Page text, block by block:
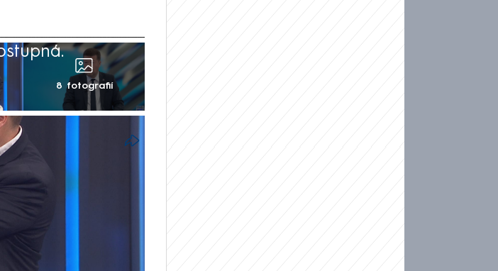
8 fotografií
tří milionů korun
podle nějž SPD
Hnutí
na migrační pakt
Sněmovny